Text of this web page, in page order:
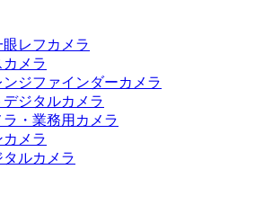
レフカメラ
カメラ
ジファインダーカメラ
ジタルカメラ
ラ・業務用カメラ
メラ
ルカメラ